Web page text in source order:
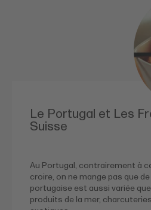
Le Portugal et Les
Suisse
Au Portugal, contrairement à
croire, on ne mange pas que
portugaise est aussi variée
produits de la mer,